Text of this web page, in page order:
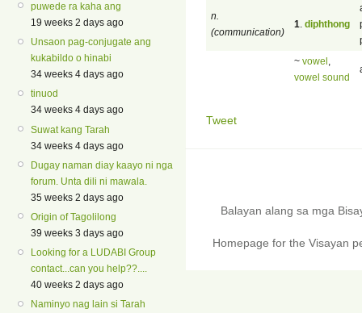
puwede ra kaha ang
19 weeks 2 days ago
Unsaon pag-conjugate ang
kukabildo o hinabi
34 weeks 4 days ago
tinuod
34 weeks 4 days ago
Suwat kang Tarah
34 weeks 4 days ago
Dugay naman diay kaayo ni nga
forum. Unta dili ni mawala.
35 weeks 2 days ago
Origin of Tagolilong
39 weeks 3 days ago
Looking for a LUDABI Group
contact...can you help??....
40 weeks 2 days ago
Naminyo nag lain si Tarah
n.
(communication)
1 diphthong
~ vowel
vowel sound
Tweet
Balayan alang sa mga
Homepage for the Visayan